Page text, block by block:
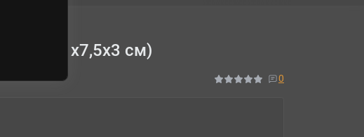
(11х7,5х3 см)
0